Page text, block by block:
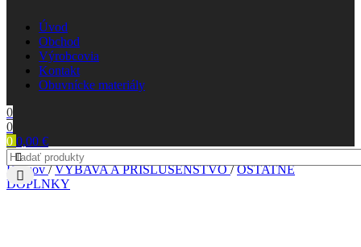
Úvod
Obchod
Výrobcovia
Kontakt
Obuvnícke materiály
0
0
0 0,00 €
Domov/ VÝBAVA A PRÍSLUŠENSTVO/ OSTATNÉ
DOPLNKY